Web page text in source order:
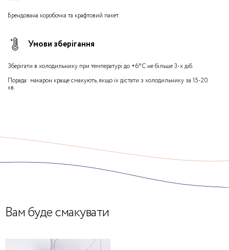
Брендована коробочка та крафтовий пакет.
Умови зберігання
Зберігати в холодильнику при температурі до +6°С не більше 3-х діб.
Порада: макарон краще смакують, якщо їх дістати з холодильнику за 15-20
хв.
Вам буде смакувати